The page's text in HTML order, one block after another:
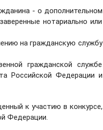
- о дополнительном
нотариально или
на гражданскую службу
гражданской службе
Российской Федерации и
к участию в конкурсе,
Федерации.